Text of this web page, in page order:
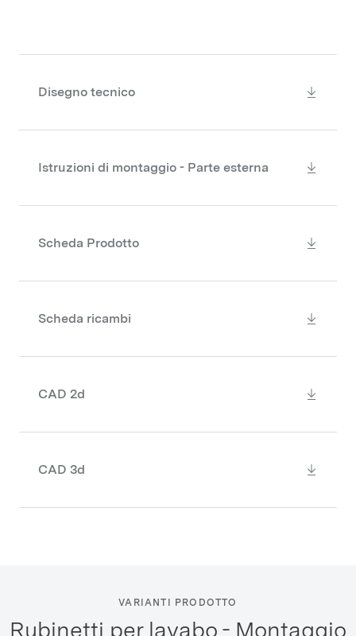
Disegno tecnico
Istruzioni di montaggio - Parte esterna
Scheda Prodotto
Scheda ricambi
CAD 2d
CAD 3d
VARIANTI PRODOTTO
Rubinetti per lavabo - Montaggio